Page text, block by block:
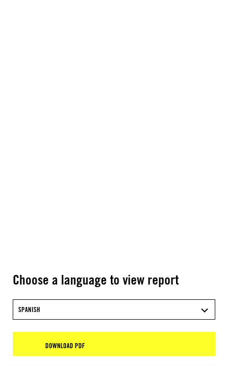
Choose a language to view report
SPANISH
DOWNLOAD PDF